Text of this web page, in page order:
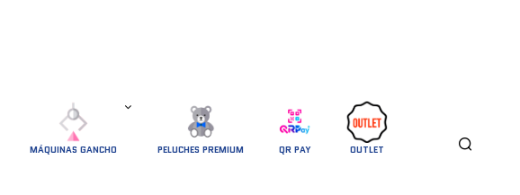
MÁQUINAS GANCHO PELUCHES PREMIUM QR PAY OUTLET